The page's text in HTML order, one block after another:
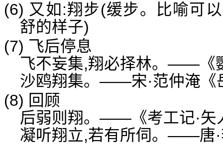
(6) 又如:翔步(缓步。比喻可
舒的样子)
(7) 飞后停息
飞不妄集,翔必择林。——《
沙鸥翔集。——宋·范仲淹《
(8) 回顾
后弱则翔。——《考工记·矢
凝听翔立,若有所伺。——唐